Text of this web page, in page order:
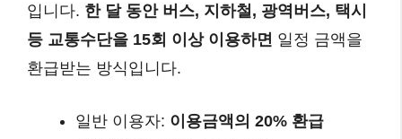
입니다. 한 달 동안 버스, 지하철, 광역버스, 택시
등 교통수단을 15회 이상 이용하면 일정 금액을
환급받는 방식입니다.
일반 이용자: 이용금액의 20% 환급